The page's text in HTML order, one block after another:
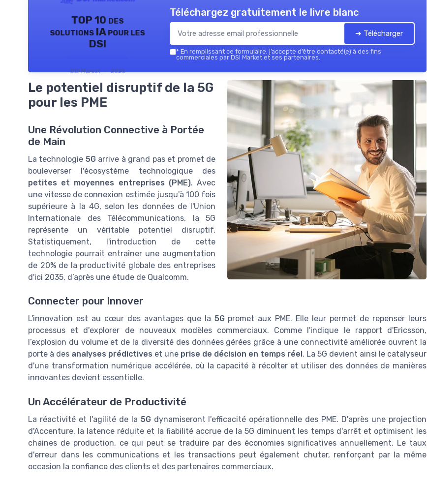
TOP 10 des
solutions IA pour les
DSI
DSI Market — 2026
Téléchargez gratuitement le livre blanc
➔ Télécharger
* En remplissant ce formulaire, j’accepte d’être contacté(e) à des fins
commerciales par DSI Market et ses partenaires.
Le potentiel disruptif de la 5G
pour les PME
Une Révolution Connective à Portée
de Main
La technologie 5Garrive à grand pas et promet de
bouleverser l'écosystème technologique des
petites et moyennes entreprises (PME). Avec
une vitesse de connexion estimée jusqu'à 100 fois
supérieure à la 4G, selon les données de l'Union
Internationale des Télécommunications, la 5G
représente un véritable potentiel disruptif.
Statistiquement, l'introduction de cette
technologie pourrait entraîner une augmentation
de 20% de la productivité globale des entreprises
d'ici 2035, d’après une étude de Qualcomm.
Connecter pour Innover
L'innovation est au cœur des avantages que la 5Gpromet aux PME. Elle leur permet de repenser leurs
processus et d'explorer de nouveaux modèles commerciaux. Comme l'indique le rapport d'Ericsson,
l’explosion du volume et de la diversité des données gérées grâce à une connectivité améliorée ouvrent la
porte à des analyses prédictives et une prise de décision en temps réel . La 5G devient ainsi le catalyseur
d'une transformation numérique accélérée, où la capacité à récolter et utiliser des données de manières
innovantes devient essentielle.
Un Accélérateur de Productivité
La réactivité et l'agilité de la 5Gdynamiseront l'efficacité opérationnelle des PME. D'après une projection
d'Accenture, la latence réduite et la fiabilité accrue de la 5G diminuent les temps d'arrêt et optimisent les
chaines de production, ce qui peut se traduire par des économies significatives annuellement. Le taux
d'erreur dans les communications et les transactions peut également chuter, renforçant par la même
occasion la confiance des clients et des partenaires commerciaux.